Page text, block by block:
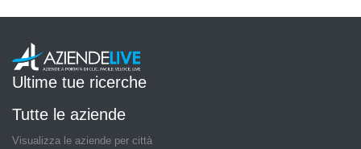
Ultime tue ricerche
Tutte le aziende
Visualizza le aziende per città